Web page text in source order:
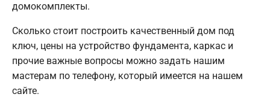
домокомплекты.
Сколько стоит построить качественный дом под
ключ, цены на устройство фундамента, каркас и
прочие важные вопросы можно задать нашим
мастерам по телефону, который имеется на нашем
сайте.